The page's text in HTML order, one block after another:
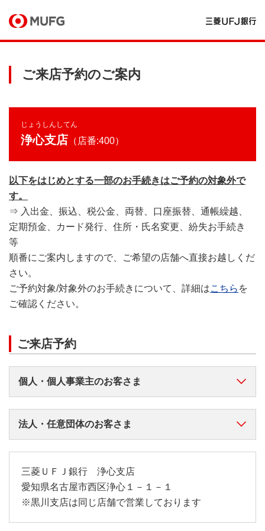
ご来店予約のご案内
じょうしんしてん
浄心支店 （店番:400）
以下をはじめとする一部のお手続きはご予約の対象外で
す。
⇒ 入出金、振込、税公金、両替、口座振替、通帳繰越、
定期預金、カード発行、住所・氏名変更、紛失お手続き
等
順番にご案内しますので、ご希望の店舗へ直接お越しくだ
さい。
ご予約対象/対象外のお手続きについて、詳細はこちら を
ご確認ください。
ご来店予約
個人・個人事業主のお客さま
法人・任意団体のお客さま
三菱ＵＦＪ銀行 浄心支店
愛知県名古屋市西区浄心１－１－１
※黒川支店は同じ店舗で営業しております